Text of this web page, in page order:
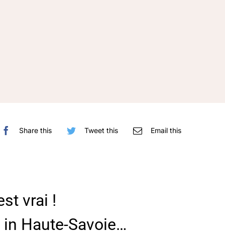
Share this Tweet this Email this
vrai !
Haute-Savoie…